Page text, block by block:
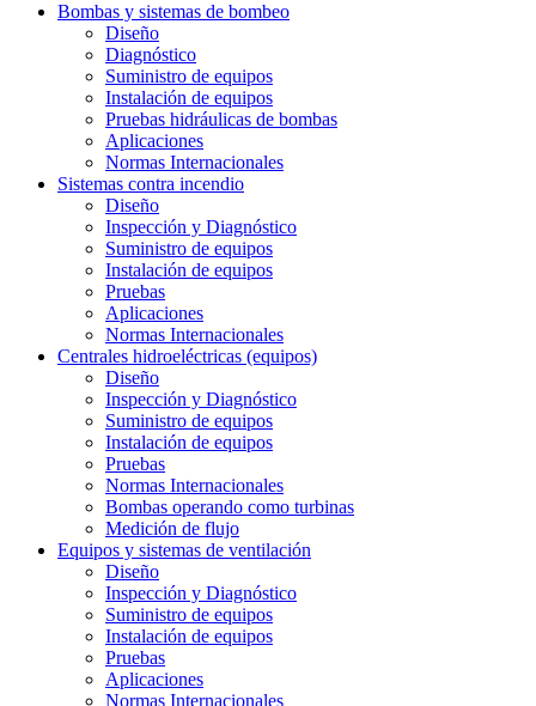
Bombas y sistemas de bombeo
Diseño
Diagnóstico
Suministro de equipos
Instalación de equipos
Pruebas hidráulicas de bombas
Aplicaciones
Normas Internacionales
Sistemas contra incendio
Diseño
Inspección y Diagnóstico
Suministro de equipos
Instalación de equipos
Pruebas
Aplicaciones
Normas Internacionales
Centrales hidroeléctricas (equipos)
Diseño
Inspección y Diagnóstico
Suministro de equipos
Instalación de equipos
Pruebas
Normas Internacionales
Bombas operando como turbinas
Medición de flujo
Equipos y sistemas de ventilación
Diseño
Inspección y Diagnóstico
Suministro de equipos
Instalación de equipos
Pruebas
Aplicaciones
Normas Internacionales